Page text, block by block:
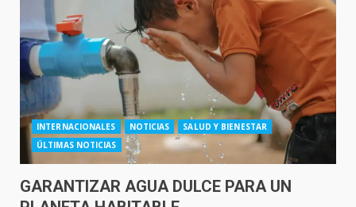
INTERNACIONALES NOTICIAS
SALUD Y BIENESTAR
ÚLTIMAS NOTICIAS
GARANTIZAR AGUA DULCE PARA UN